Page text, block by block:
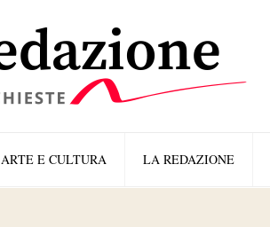
ARTE E CULTURA LA REDAZIONE